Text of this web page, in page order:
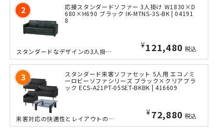
応接スタンダードソファー 3人掛け W1830×D
680×H690 ブラック IK-MTNS-3S-BK | 04191
8
¥121,480 税込
スタンダードなデザインの3人掛け応接ソファーです。フレームには天然木、張地には水...
スタンダード来客ソファセット 5人用 エコノミ
ーロビーソファシリーズ ブラック×クリアブラ
ック ECS-A21PT-05SET-BKBK | 416609
¥ 72,880 税込
来客対応の快適性とレイアウトのバランスに優れた、「スタンダード来客ソファセット ...